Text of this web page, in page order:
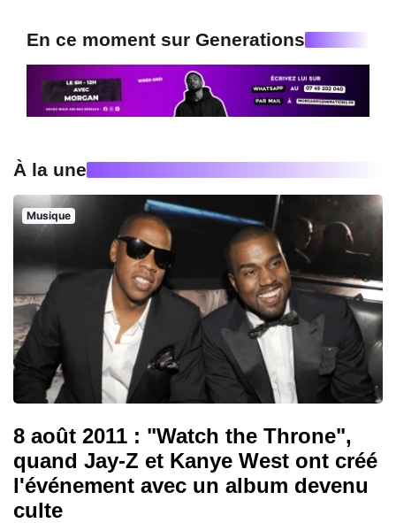
En ce moment sur Generations
À la une
Musique
8 août 2011 : "Watch the Throne",
quand Jay-Z et Kanye West ont créé
l'événement avec un album devenu
culte